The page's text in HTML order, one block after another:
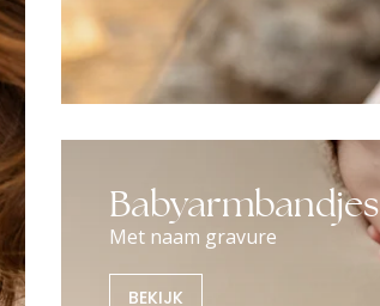
Babyarmbandjes
Met naam gravure
BEKIJK